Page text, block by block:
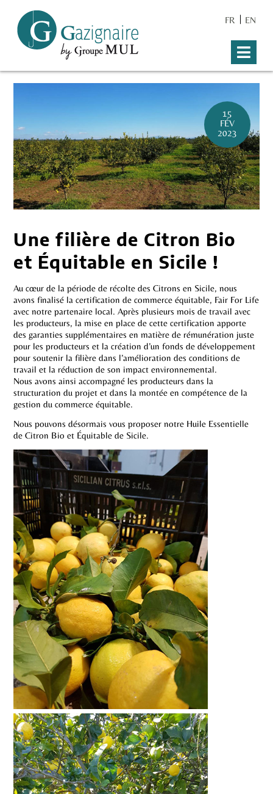
FR EN
15
FÉV
2023
Une filière de Citron Bio
et Équitable en Sicile !
Au cœur de la période de récolte des Citrons en Sicile, nous
avons finalisé la certification de commerce équitable, Fair For Life
avec notre partenaire local. Après plusieurs mois de travail avec
les producteurs, la mise en place de cette certification apporte
des garanties supplémentaires en matière de rémunération juste
pour les producteurs et la création d’un fonds de développement
pour soutenir la filière dans l’amélioration des conditions de
travail et la réduction de son impact environnemental.
Nous avons ainsi accompagné les producteurs dans la
structuration du projet et dans la montée en compétence de la
gestion du commerce équitable.
Nous pouvons désormais vous proposer notre Huile Essentielle
de Citron Bio et Équitable de Sicile.